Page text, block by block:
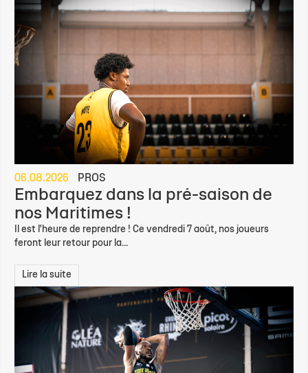
06.08.2026 PROS
Embarquez dans la pré-saison de
nos Maritimes !
Il est l'heure de reprendre ! Ce vendredi 7 août, nos joueurs
feront leur retour pour la...
Lire la suite